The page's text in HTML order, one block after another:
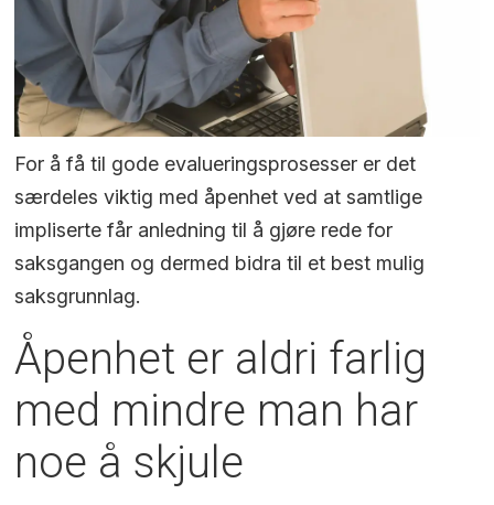
For å få til gode evalueringsprosesser er det
særdeles viktig med åpenhet ved at samtlige
impliserte får anledning til å gjøre rede for
saksgangen og dermed bidra til et best mulig
saksgrunnlag.
Åpenhet er aldri farlig
med mindre man har
noe å skjule